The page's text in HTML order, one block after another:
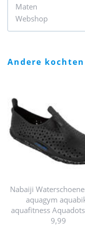
Maten
Webshop
andere
Nabaiji
aquagym
aquafitness
9,99